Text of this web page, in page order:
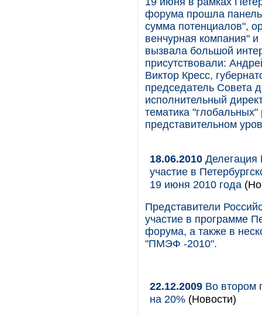
форума прошла
сумма потенциалов",
венчурная компания"
вызвала большой
присутствовали:
Виктор Кресс,
председатель Совета
исполнительный
тематика
представительном
18.06.2010 Делегация
участие в
19 июня 2010 года
Представители
участие в программе
форума, а также в
"ПМЭФ -2010".
22.12.2009 Во втором
на 20% (Новости)